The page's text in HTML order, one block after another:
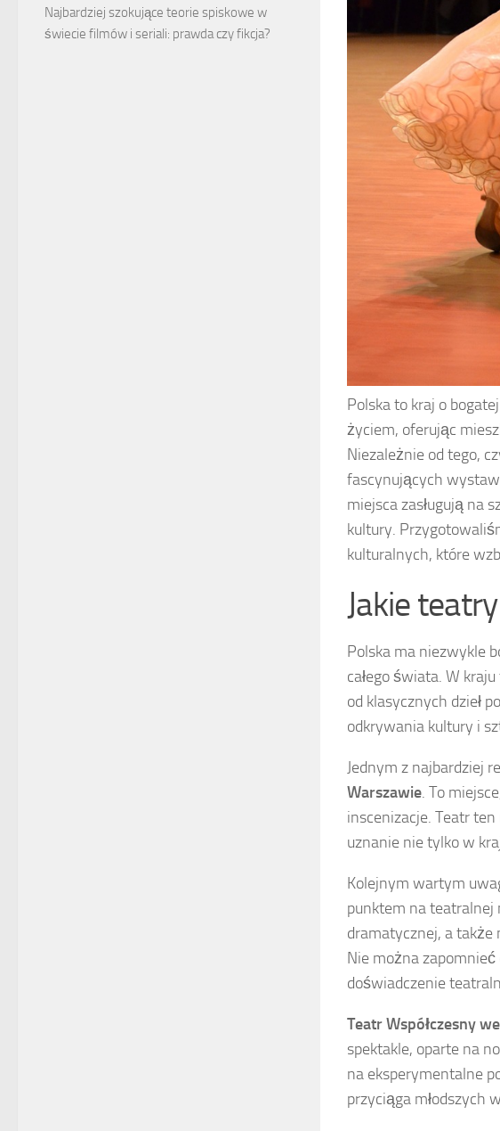
Polska to kraj o
życiem, oferując
Niezależnie od tego,
fascynujących
miejsca zasługują na
kultury.
kulturalnych, które
Jakie
Polska ma niezwykle
całego świata. W
od klasycznych dzieł
odkrywania kultury i
Jednym z najbardziej
Warszawie. To
inscenizacje. Teatr
uznanie nie tylko w
Kolejnym wartym
punktem na teatralnej
dramatycznej, a
Nie można
doświadczenie
Teatr Współczesny
spektakle, oparte na
na eksperymentalne
przyciąga młodszych
Najbardziej szokujące teorie spiskowe w
świecie filmów i seriali: prawda czy fikcja?